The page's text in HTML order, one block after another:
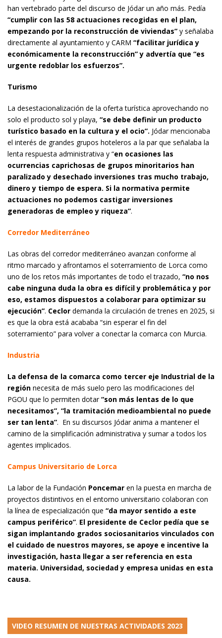
han vertebrado parte del discurso de Jódar un año más. Pedía
“cumplir con las 58 actuaciones recogidas en el plan,
empezando por la reconstrucción de viviendas” y señalaba
directamente al ayuntamiento y CARM “facilitar jurídica y
económicamente la reconstrucción” y advertía que “es
urgente redoblar los esfuerzos”.
Turismo
La desestacionalización de la oferta turística aprovechando no
solo el producto sol y playa, “se debe definir un producto
turístico basado en la cultura y el ocio”. Jódar mencionaba
el interés de grandes grupos hoteleros a la par que señalaba la
lenta respuesta administrativa y “en ocasiones las
ocurrencias caprichosas de grupos minoritarios han
paralizado y desechado inversiones tras mucho trabajo,
dinero y tiempo de espera. Si la normativa permite
actuaciones no podemos castigar inversiones
generadoras de empleo y riqueza”.
Corredor Mediterráneo
Las obras del corredor mediterráneo avanzan conforme al
ritmo marcado y afrontamos el soterramiento de Lorca como
uno de los retos más importantes de todo el trazado, “no nos
cabe ninguna duda la obra es difícil y problemática y por
eso, estamos dispuestos a colaborar para optimizar su
ejecución”. Ceclor demanda la circulación de trenes en 2025, si
es que la obra está acababa “sin esperar el fin del
soterramiento” para volver a conectar la comarca con Murcia.
Industria
La defensa de la comarca como tercer eje Industrial de la
región necesita de más suelo pero las modificaciones del
PGOU que lo permiten dotar“son más lentas de lo que
necesitamos”, “la tramitación medioambiental no puede
ser tan lenta”. En su discursos Jódar anima a mantener el
camino de la simplificación administrativa y sumar a todos los
agentes implicados.
Campus Universitario de Lorca
La labor de la Fundación Poncemar en la puesta en marcha de
proyectos distintivos en el entorno universitario colaboran con
la línea de especialización que “da mayor sentido a este
campus periférico”. El presidente de Ceclor pedía que se
sigan implantando grados sociosanitarios vinculados con
el cuidado de nuestros mayores, se apoye e incentive la
investigación, hasta llegar a ser referencia en esta
materia. Universidad, sociedad y empresa unidas en esta
causa.
VIDEO RESUMEN DE NUESTRAS ACTIVIDADES 2023